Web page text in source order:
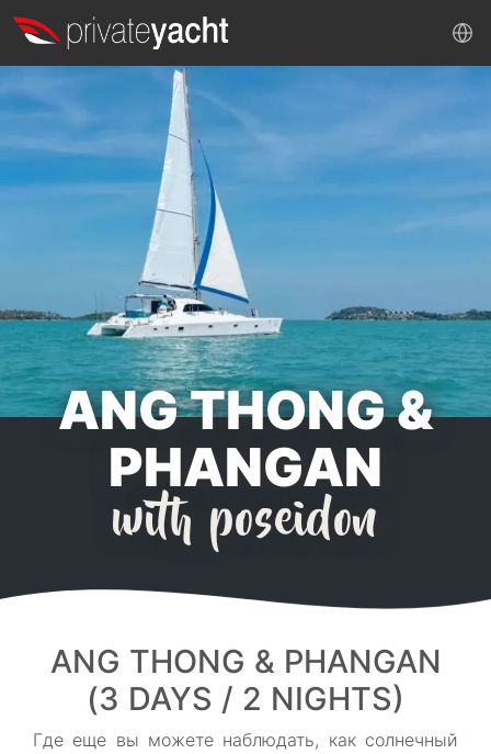
ANG THONG &
PHANGAN
with poseidon
ANG THONG & PHANGAN
(3 DAYS / 2 NIGHTS)
Где еще вы можете наблюдать, как солнечный